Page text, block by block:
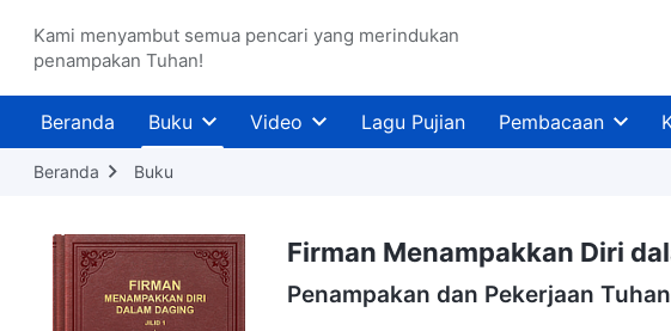
Kami menyambut semua pencari yang merindukan
penampakan Tuhan!
Beranda Buku Video Lagu Pujian Pembacaan
Beranda Buku
Firman Menampakkan Diri
Penampakan dan Pekerjaan Tuhan